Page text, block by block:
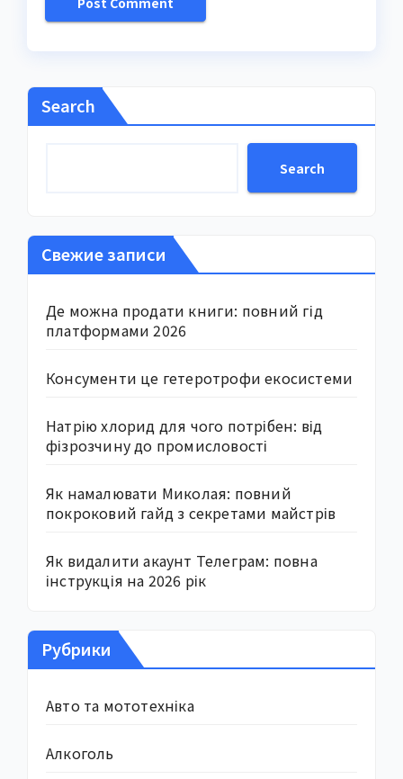
Search
Search
Свежие записи
Де можна продати книги: повний гід
платформами 2026
Консументи це гетеротрофи екосистеми
Натрію хлорид для чого потрібен: від
фізрозчину до промисловості
Як намалювати Миколая: повний
покроковий гайд з секретами майстрів
Як видалити акаунт Телеграм: повна
інструкція на 2026 рік
Рубрики
Авто та мототехніка
Алкоголь